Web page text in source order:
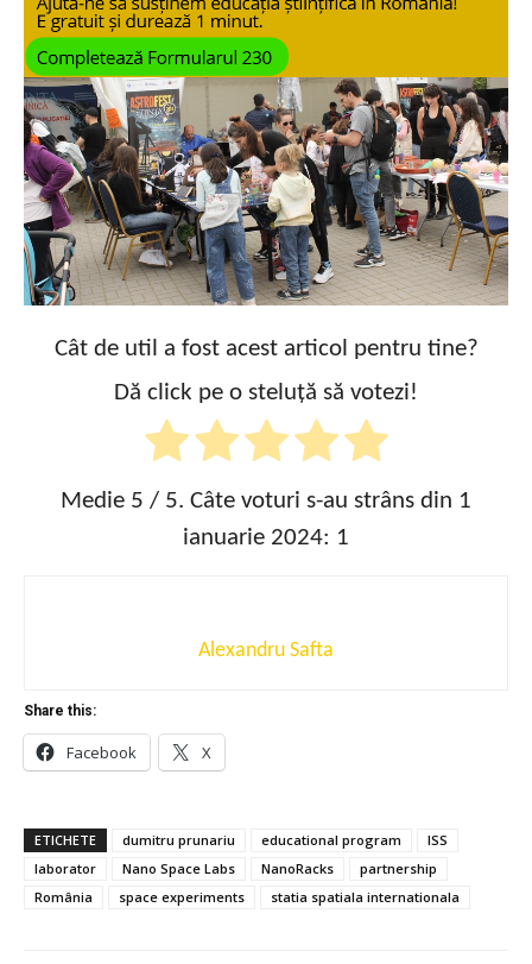
Cât de util a fost acest articol pentru tine?
Dă click pe o steluță să votezi!
Medie 5 / 5. Câte voturi s-au strâns din 1
ianuarie 2024: 1
Alexandru Safta
Share this:
Facebook X
ETICHETE dumitru prunariu educational program
ISS
laborator
Nano Space Labs NanoRacks
partnership
România
space experiments statia spatiala internationala